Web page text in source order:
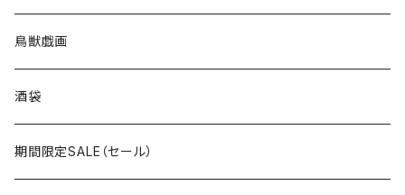
ROUTE100～199号線
ROUTE 0～99号線
ROUTE 100～199号線
キャップ
ROUTE 0～99号線
ROUTE 100～199号線
青森県
岩手県
宮城県
ステッカー
鳥獣戯画
酒袋
期間限定SALE（セール）